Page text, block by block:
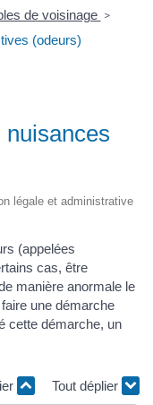
de voisinage >
(odeurs)
légale et administrative
(appelées
cas, être
manière anormale le
une démarche
cette démarche, un
Tout déplier